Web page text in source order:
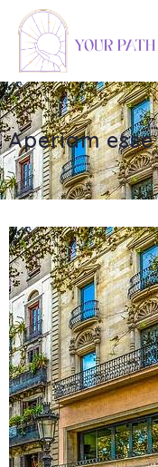
Aperiam